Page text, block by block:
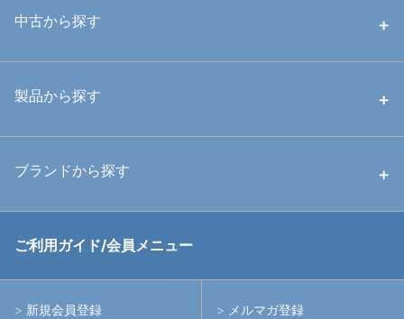
中古から探す
中古ハウジング
中古アームシステム
製品から探す
ハウジング
ライト
ブランドから探す
RGBlue
イノン
ご利用ガイド/会員メニュー
新規会員登録 メルマガ登録